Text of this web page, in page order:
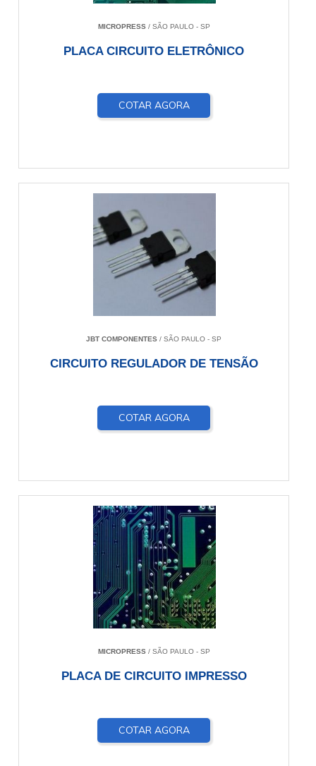
MICROPRESS/ SÃO PAULO - SP
PLACA CIRCUITO ELETRÔNICO
COTAR AGORA
JBT COMPONENTES / SÃO PAULO - SP
CIRCUITO REGULADOR DE TENSÃO
COTAR AGORA
MICROPRESS/ SÃO PAULO - SP
PLACA DE CIRCUITO IMPRESSO
COTAR AGORA